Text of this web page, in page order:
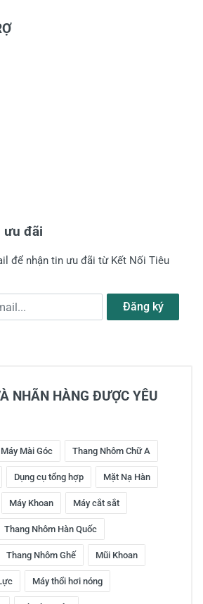
ưu đãi
để nhận tin ưu đãi từ Kết Nối Tiêu
Đăng ký
NHÃN HÀNG ĐƯỢC YÊU
Máy Mài Góc Thang Nhôm Chữ A
Dụng cụ tổng hợp Mặt Nạ Hàn
Máy Khoan Máy cắt sắt
Thang Nhôm Hàn Quốc
Thang Nhôm Ghế Mũi Khoan
Máy thổi hơi nóng